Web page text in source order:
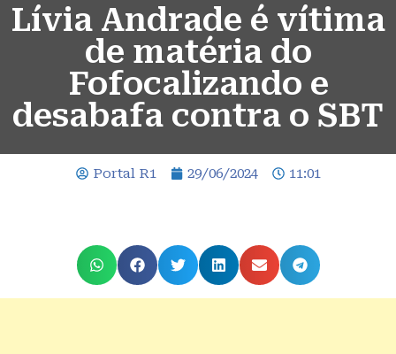
Lívia Andrade é vítima
de matéria do
Fofocalizando e
desabafa contra o SBT
Portal R1 29/06/2024 11:01